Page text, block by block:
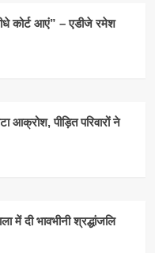
कोर्ट आएं” – एडीजे रमेश
आक्रोश, पीड़ित परिवारों ने
में दी भावभीनी श्रद्धांजलि